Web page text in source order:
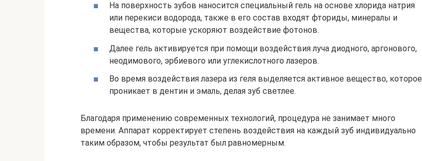
На поверхность зубов наносится специальный гель на основе хлорида натрия
или перекиси водорода, также в его состав входят фториды, минералы и
вещества, которые ускоряют воздействие фотонов.
Далее гель активируется при помощи воздействия луча диодного, аргонового,
неодимового, эрбиевого или углекислотного лазеров.
Во время воздействия лазера из геля выделяется активное вещество, которое
проникает в дентин и эмаль, делая зуб светлее.
Благодаря применению современных технологий, процедура не занимает много
времени. Аппарат корректирует степень воздействия на каждый зуб индивидуально
таким образом, чтобы результат был равномерным.